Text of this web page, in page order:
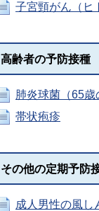
子宮頸がん（ヒ
高齢者の予防接種
肺炎球菌（65歳
帯状疱疹
その他の定期予防
成人男性の風し